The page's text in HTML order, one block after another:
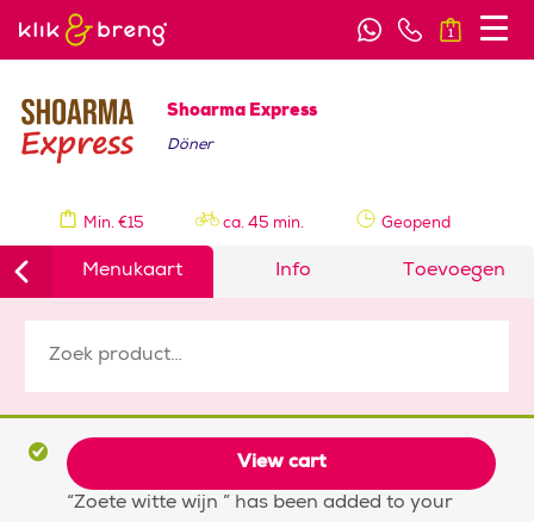
1
Shoarma Express
Döner
Min. €15 ca. 45 min. Geopend
Menukaart Info Toevoegen
View cart
“Zoete witte wijn ” has been added to your